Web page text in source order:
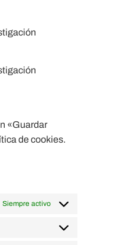
«Guardar
de cookies.
Siempre activo